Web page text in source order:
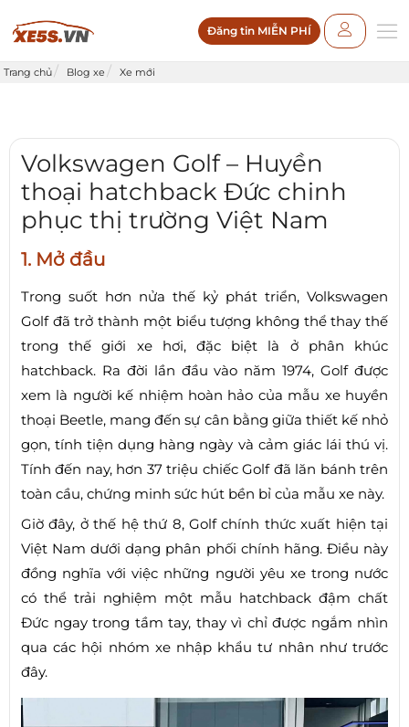
Đăng tin MIỄN PHÍ
Trang chủ Blog xe Xe mới
Volkswagen Golf – Huyền
thoại hatchback Đức chinh
phục thị trường Việt Nam
1. Mở đầu
Trong suốt hơn nửa thế kỷ phát triển, Volkswagen
Golf đã trở thành một biểu tượng không thể thay thế
trong thế giới xe hơi, đặc biệt là ở phân khúc
hatchback. Ra đời lần đầu vào năm 1974, Golf được
xem là người kế nhiệm hoàn hảo của mẫu xe huyền
thoại Beetle, mang đến sự cân bằng giữa thiết kế nhỏ
gọn, tính tiện dụng hàng ngày và cảm giác lái thú vị.
Tính đến nay, hơn 37 triệu chiếc Golf đã lăn bánh trên
toàn cầu, chứng minh sức hút bền bỉ của mẫu xe này.
Giờ đây, ở thế hệ thứ 8, Golf chính thức xuất hiện tại
Việt Nam dưới dạng phân phối chính hãng. Điều này
đồng nghĩa với việc những người yêu xe trong nước
có thể trải nghiệm một mẫu hatchback đậm chất
Đức ngay trong tầm tay, thay vì chỉ được ngắm nhìn
qua các hội nhóm xe nhập khẩu tư nhân như trước
đây.